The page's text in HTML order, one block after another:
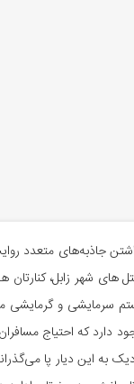
جاذبه‌های
شهر زابل،
و گرمایشی
که احتیاج
که از راه دور و نزدیک